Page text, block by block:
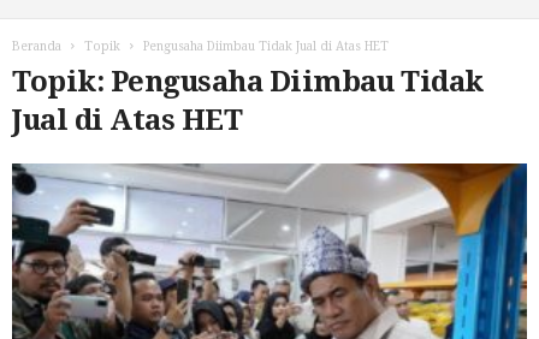
Beranda Topik Pengusaha Diimbau Tidak Jual di Atas HET
Topik: Pengusaha Diimbau Tidak
Jual di Atas HET